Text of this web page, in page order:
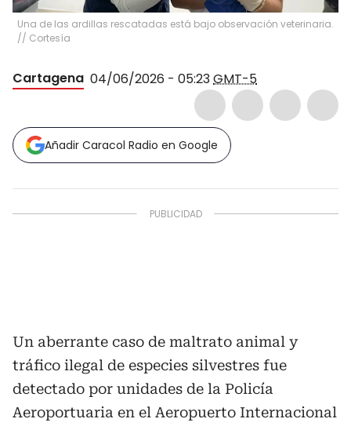
Una de las ardillas rescatadas está bajo observación veterinaria.
// Cortesía
Cartagena 04/06/2026 - 05:23GMT-5
Añadir Caracol Radio en Google
Un aberrante caso de maltrato animal y
tráfico ilegal de especies silvestres fue
detectado por unidades de la Policía
Aeroportuaria en el Aeropuerto Internacional